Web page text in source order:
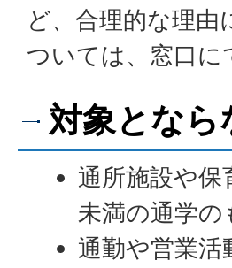
ど、合理的な理
ついては、窓口
対象となら
通所施設や保
未満の通学の
通勤や営業